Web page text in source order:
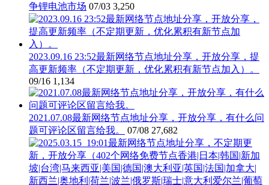
争锂电池市场 07/03 3,250
2023.09.16 23:52最新网络节点地址分享，开放分享，提
高更新频率（不定期更新，优化累积有新节点加入）。
09/16 1,134
2021.07.08最新网络节点地址分享，开放分享，有什么问
题可评论区留言给我。
07/08 27,682